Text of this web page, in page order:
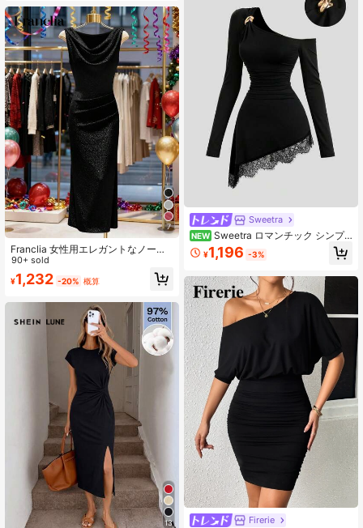
ドレス バレンタイン カーニバル
7
Franclia 女性用エレガントなノース
リーブロングパーティードレス、秋
冬のパーティーに適しています
90+ sold
¥1,232 -20% 概算
13
Sweetra
NEW Sweetra ロマンチック シンプ
ル ファンタジー カジュアル エレガ
ント アシンメトリーネック 長袖 ウ
露出 プリーツヘム アシンメトリーパ
ッチワーク アイラッシュレース 春秋
冬 レディース ブラックドレス
¥1,196 -3%
Firerie